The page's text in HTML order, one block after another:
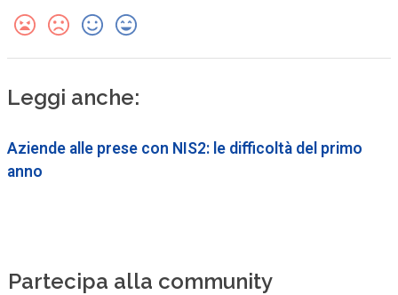
Leggi anche:
Aziende alle prese con NIS2: le difficoltà del primo
anno
Partecipa alla community